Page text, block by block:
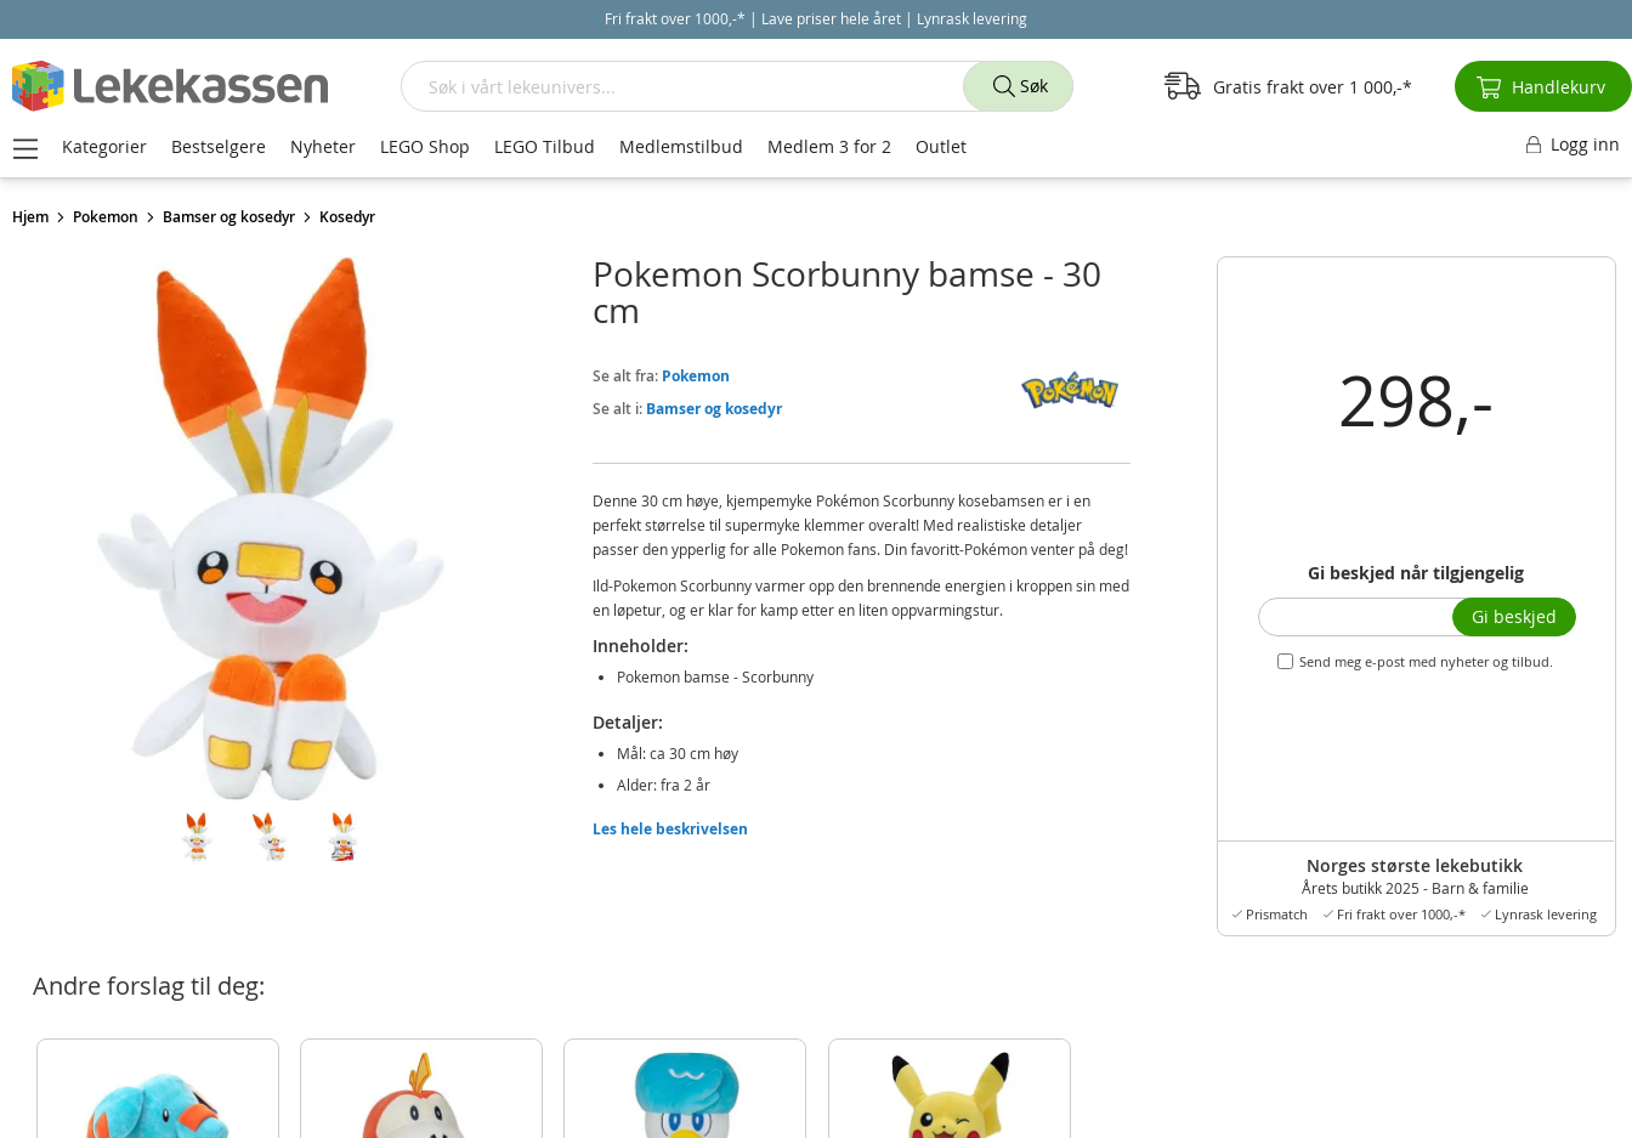
Fri frakt over 1000,-* | Lave priser hele året | Lynrask levering
Hjem Pokemon Bamser og kosedyr Kosedyr
298,-
Gi beskjed når tilgjengelig
Send meg e-post med nyheter og tilbud.
Gi beskjed
Norges største lekebutikk
Årets butikk 2025 - Barn & familie
Prismatch Fri frakt over 1000,-* Lynrask levering
Pokemon Scorbunny bamse - 30
cm
Se alt fra: Pokemon
Se alt i: Bamser og kosedyr
Denne 30 cm høye, kjempemyke Pokémon Scorbunny kosebamsen er i en
perfekt størrelse til supermyke klemmer overalt! Med realistiske detaljer
passer den ypperlig for alle Pokemon fans. Din favoritt-Pokémon venter på deg!
Ild-Pokemon Scorbunny varmer opp den brennende energien i kroppen sin med
en løpetur, og er klar for kamp etter en liten oppvarmingstur.
Inneholder:
Pokemon bamse - Scorbunny
Detaljer:
Mål: ca 30 cm høy
Alder: fra 2 år
Produktdetaljer
Modell
Les hele beskrivelsen
Andre forslag til deg:
Søk
Søk Gratis frakt over 1 000,- Handlekurv
Kategorier Bestselgere Nyheter LEGO Shop LEGO Tilbud Medlemstilbud Medlem 3 for 2 Outlet Logg inn